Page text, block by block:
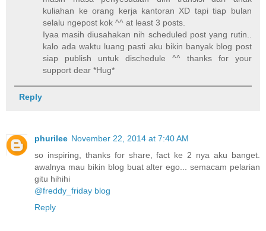
kuliahan ke orang kerja kantoran XD tapi tiap bulan
selalu ngepost kok ^^ at least 3 posts.
Iyaa masih diusahakan nih scheduled post yang rutin..
kalo ada waktu luang pasti aku bikin banyak blog post
siap publish untuk dischedule ^^ thanks for your
support dear *Hug*
Reply
phurilee November 22, 2014 at 7:40 AM
so inspiring, thanks for share, fact ke 2 nya aku banget.
awalnya mau bikin blog buat alter ego... semacam pelarian
gitu hihihi
@freddy_friday blog
Reply